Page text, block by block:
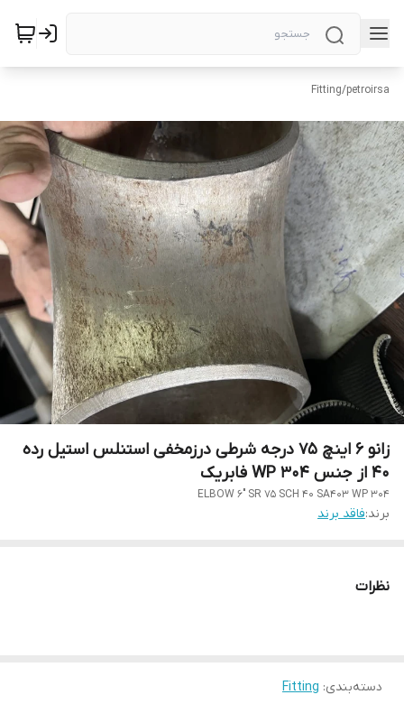
petroirsa
/
Fitting
زانو 6 اینچ 75 درجه شرطی درزمخفی استنلس استیل رده
40 از جنس WP 304 فابریک
ELBOW 6" SR 75 SCH 40 SA403 WP 304
برند:فاقد برند
نظرات
دسته‌بندی:
Fitting